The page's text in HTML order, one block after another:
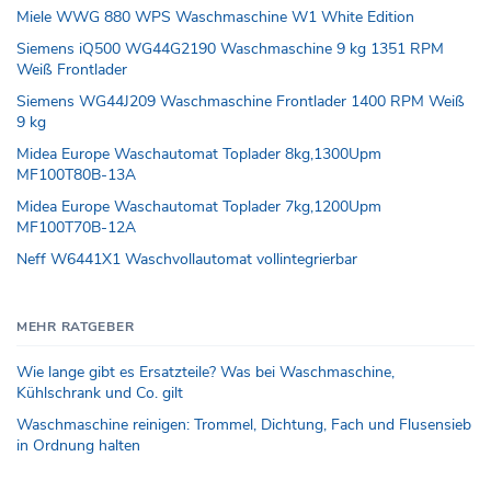
Miele WWG 880 WPS Waschmaschine W1 White Edition
Siemens iQ500 WG44G2190 Waschmaschine 9 kg 1351 RPM
Weiß Frontlader
Siemens WG44J209 Waschmaschine Frontlader 1400 RPM Weiß
9 kg
Midea Europe Waschautomat Toplader 8kg,1300Upm
MF100T80B-13A
Midea Europe Waschautomat Toplader 7kg,1200Upm
MF100T70B-12A
Neff W6441X1 Waschvollautomat vollintegrierbar
MEHR RATGEBER
Wie lange gibt es Ersatzteile? Was bei Waschmaschine,
Kühlschrank und Co. gilt
Waschmaschine reinigen: Trommel, Dichtung, Fach und Flusensieb
in Ordnung halten